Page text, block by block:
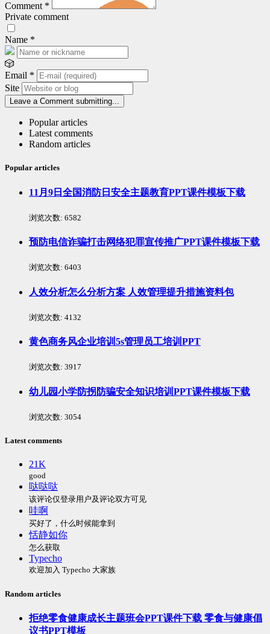
Comment *
Private comment
Name *
🎲
Email *
Site
Leave a Comment submitting...
Popular articles
Latest comments
Random articles
Popular articles
11月9日全国消防日安全主题教育PPT课件模板下载
浏览次数: 6582
预防电信诈骗打击网络犯罪宣传推广PPT课件模板下载
浏览次数: 6403
人效分析怎么分析方案 人效管理提升措施资料包
浏览次数: 4132
黄色商务风企业培训5s管理员工培训PPT
浏览次数: 3917
幼儿园小学防拐防骗安全知识培训PPT课件模板下载
浏览次数: 3054
Latest comments
21K
good
哒哒哒
该评论仅登录用户及评论双方可见
哇啊
买好了，什么时候能拿到
恬静如你
怎么获取
Typecho
欢迎加入 Typecho 大家族
Random articles
拒绝零食健康成长主题班会PPT课件下载 零食与健康倡
议书PPT模板